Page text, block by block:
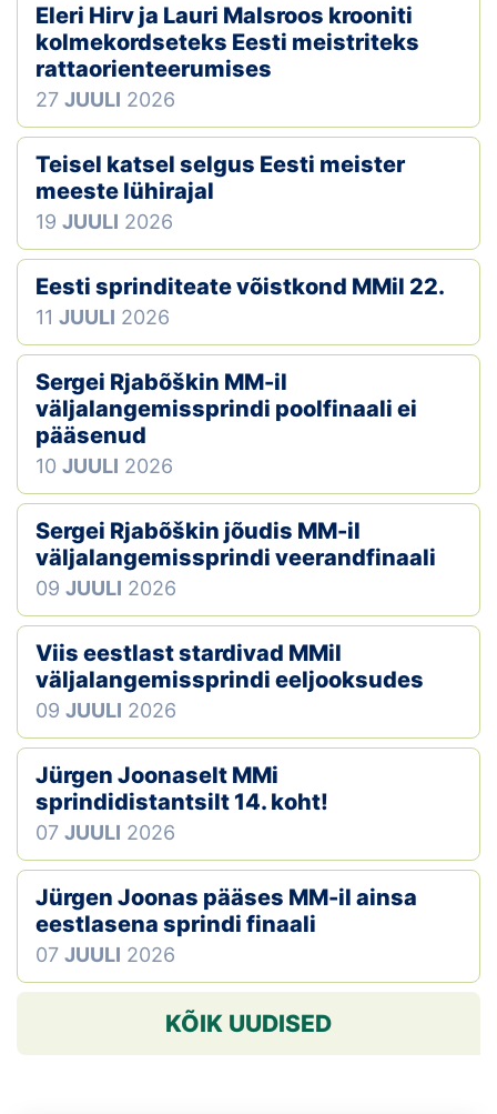
Eleri Hirv ja Lauri Malsroos krooniti
kolmekordseteks Eesti meistriteks
rattaorienteerumises
27 JUULI 2026
Teisel katsel selgus Eesti meister
meeste lühirajal
19 JUULI 2026
Eesti sprinditeate võistkond MMil 22.
11 JUULI 2026
Sergei Rjabõškin MM-il
väljalangemissprindi poolfinaali ei
pääsenud
10 JUULI 2026
Sergei Rjabõškin jõudis MM-il
väljalangemissprindi veerandfinaali
09 JUULI 2026
Viis eestlast stardivad MMil
väljalangemissprindi eeljooksudes
09 JUULI 2026
Jürgen Joonaselt MMi
sprindidistantsilt 14. koht!
07 JUULI 2026
Jürgen Joonas pääses MM-il ainsa
eestlasena sprindi finaali
07 JUULI 2026
KÕIK UUDISED